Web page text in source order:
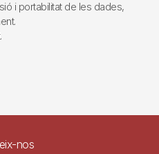
i portabilitat de les dades,
nos